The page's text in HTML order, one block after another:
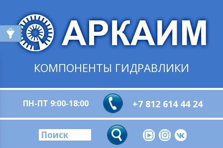
КОМПОНЕНТЫ ГИДРАВЛИКИ
ПН-ПТ 9:00-18:00 +7 812 614 44 24